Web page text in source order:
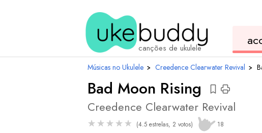
canções de ukulele
Músicas no Ukulele › Creedence Clearwater Revival ›
Bad Moon Rising
Creedence Clearwater Revival
★★★★★ (4.5 estrelas, 2 votos) 18